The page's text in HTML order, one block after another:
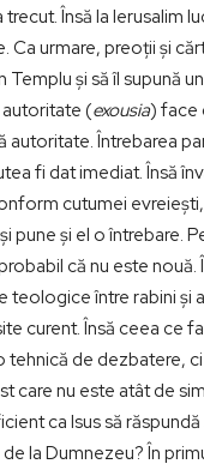
Însă la Ierusalim
Ca urmare, preoții și
Templu și să îl supună
(exousia) face
autoritate. Întrebarea
fi dat imediat. Însă
cutumei
pune și el o întrebare.
că nu este nouă.
teologice între rabini și
curent. Însă ceea ce
tehnică de dezbatere,
care nu este atât de
ca Isus să răspundă
la Dumnezeu? În